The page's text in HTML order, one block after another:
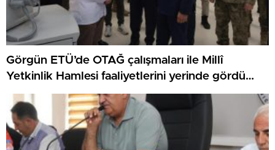
Görgün ETÜ’de OTAĞ çalışmaları ile Millî
Yetkinlik Hamlesi faaliyetlerini yerinde gördü…